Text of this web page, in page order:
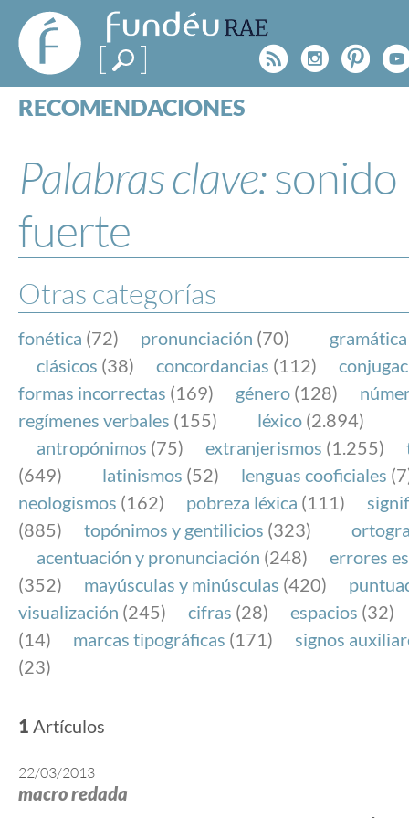
FundéuRAE
- Fundación
del Español
Urgente
Rss
RECOMENDACIONES
ESPECIALES
BLOG
NOTICIAS
FundéuRAE es una fundación patrocinada por la
y la Real Academia Española, cuyo objetivo es
el buen uso del español en los medios de
Internet.
Palabras clave:sonido
fuerte
Otras categorías
fonética (72) pronunciación (70) gramática
clásicos (38) concordancias (112)
formas incorrectas (169) género (128)
regímenes verbales (155) léxico (2.894)
antropónimos (75) extranjerismos (1.255)
(649)
latinismos (52) lenguas cooficiales
neologismos (162) pobreza léxica (111)
(885)
topónimos y gentilicios (323)
acentuación y pronunciación (248)
errores
(352)
mayúsculas y minúsculas (420)
visualización (245) cifras (28) espacios (32)
(14)
marcas tipográficas (171)
signos
(23)
1 Artículos
22/03/2013
macro redada